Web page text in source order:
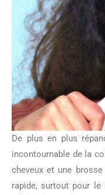
De plus en plus
incontournable de la
cheveux et une
rapide, surtout pour le